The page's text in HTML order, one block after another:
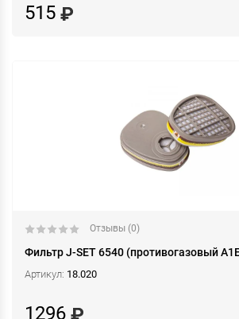
515
Отзывы (0)
Фильтр J-SET 6540 (противогазовый
Артикул: 18.020
1296